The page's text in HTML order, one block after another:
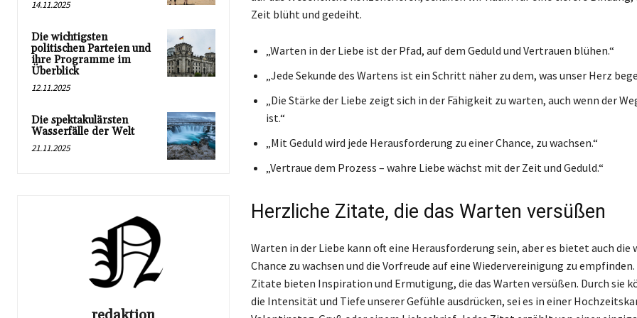
14.11.2025
Die wichtigsten
politischen Parteien und
ihre Programme im
Überblick
12.11.2025
Die spektakulärsten
Wasserfälle der Welt
21.11.2025
Zeit blüht und gedeiht.
„Warten in der Liebe ist der Pfad, auf dem Geduld und Vertrauen blühen.“
„Jede Sekunde des Wartens ist ein Schritt näher zu dem, was unser Herz
„Die Stärke der Liebe zeigt sich in der Fähigkeit zu warten, auch wenn der
ist.“
„Mit Geduld wird jede Herausforderung zu einer Chance, zu wachsen.“
„Vertraue dem Prozess – wahre Liebe wächst mit der Zeit und Geduld.“
Herzliche Zitate, die das Warten versüßen
Warten in der Liebe kann oft eine Herausforderung sein, aber es bietet auch die
Chance zu wachsen und die Vorfreude auf eine Wiedervereinigung zu
Zitate bieten Inspiration und Ermutigung, die das Warten versüßen. Durch sie
die Intensität und Tiefe unserer Gefühle ausdrücken, sei es in einer